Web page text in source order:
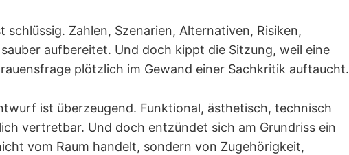
schlüssig. Zahlen, Szenarien, Alternativen, Risiken,
aufbereitet. Und doch kippt die Sitzung, weil eine
plötzlich im Gewand einer Sachkritik auftaucht.
ist überzeugend. Funktional, ästhetisch, technisch
vertretbar. Und doch entzündet sich am Grundriss ein
vom Raum handelt, sondern von Zugehörigkeit,